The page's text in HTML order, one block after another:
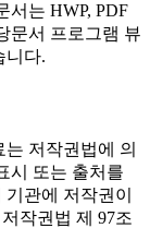
서는 HWP, PDF
문서 프로그램 뷰
니다.
저작권법에 의
시 또는 출처를
관에 저작권이
작권법 제 97조